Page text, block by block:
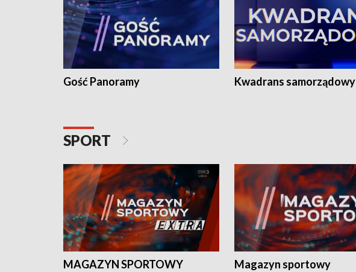
Gość Panoramy Kwadrans samorządowy
SPORT
MAGAZYN SPORTOWY
Magazyn sportowy